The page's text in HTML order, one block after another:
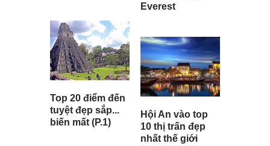
Top 20 điểm đến
tuyệt đẹp sắp...
biến mất (P.1)
Everest
Hội An vào top
10 thị trấn đẹp
nhất thế giới